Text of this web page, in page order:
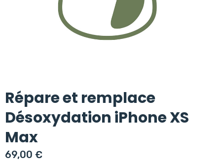
Répare et remplace
Désoxydation iPhone XS
Max
69,00 €